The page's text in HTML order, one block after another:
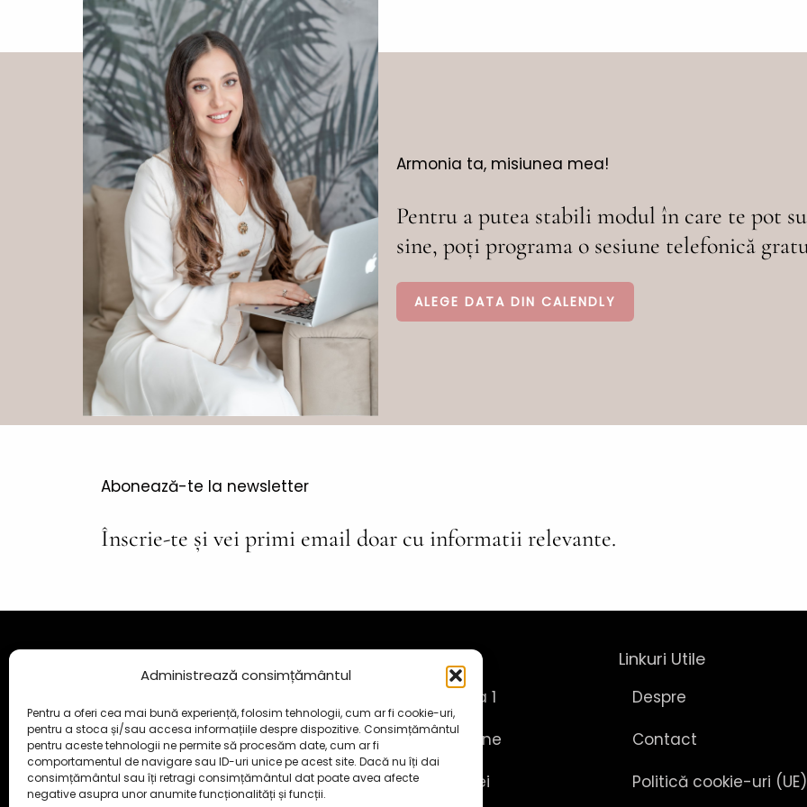
Administrează consimțământul
Pentru a oferi cea mai bună experiență, folosim tehnologii, cum ar fi cookie-uri,
pentru a stoca și/sau accesa informațiile despre dispozitive. Consimțământul
pentru aceste tehnologii ne permite să procesăm date, cum ar fi
comportamentul de navigare sau ID-uri unice pe acest site. Dacă nu îți dai
consimțământul sau îți retragi consimțământul dat poate avea afecte
negative asupra unor anumite funcționalități și funcții.
Armonia ta, misiunea mea!
Pentru a putea stabili modul în care te pot
sine, poți programa o sesiune telefonică
ALEGE DATA DIN CALENDLY
Abonează-te la newsletter
Înscrie-te și vei primi email doar cu informatii relevante.
J21/431/2021
Sediu social: ŞOS. BUZĂU, NR.42, CAMERA 1, SAT
GRIVIŢA COM. GRIVIŢA
Terapie holistica 1 la 1
Ateliere fizice și online
Calendarul Armoniei
Linkuri Utile
Despre
Contact
Politică cookie-uri (UE)